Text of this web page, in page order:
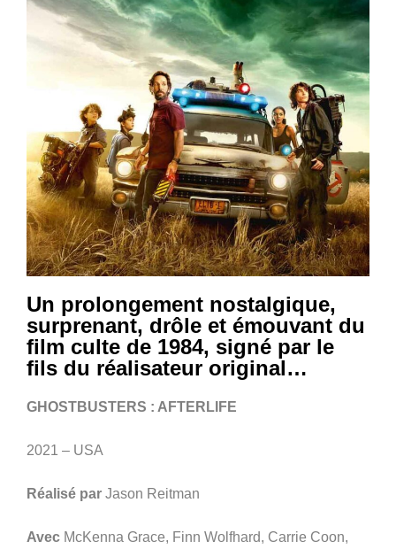
Un prolongement nostalgique,
surprenant, drôle et émouvant du
film culte de 1984, signé par le
fils du réalisateur original…
GHOSTBUSTERS : AFTERLIFE
2021 – USA
Réalisé par Jason Reitman
Avec McKenna Grace, Finn Wolfhard, Carrie Coon,